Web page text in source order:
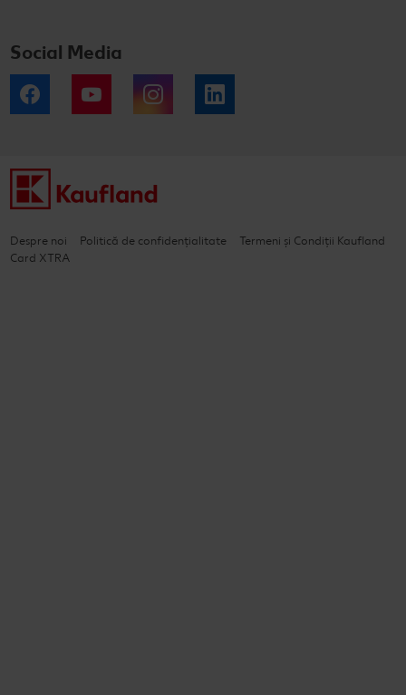
Social Media
Facebook YouTube Instagram
Despre noi Politică de confidențialitate
Termeni și Condiții Kaufland
Card XTRA